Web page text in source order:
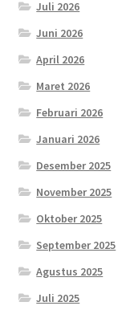
Juli 2026
Juni 2026
April 2026
Maret 2026
Februari 2026
Januari 2026
Desember 2025
November 2025
Oktober 2025
September 2025
Agustus 2025
Juli 2025